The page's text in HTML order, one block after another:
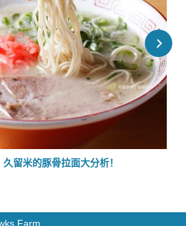
留米的豚骨拉面大分析！
Farm